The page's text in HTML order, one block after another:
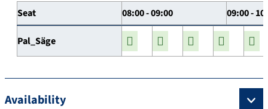
Seat 08:00 - 09:00 09:00 -
Pal_Säge
Availability